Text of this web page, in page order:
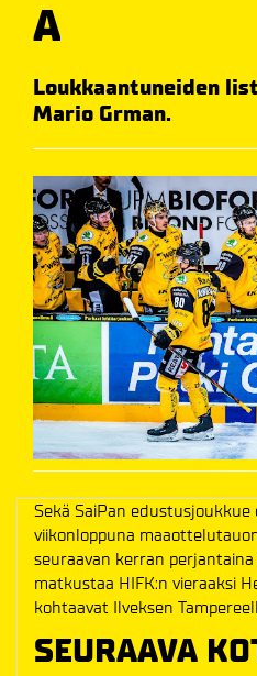
A
Loukkaantuneiden
Mario Grman.
Sekä SaiPan
viikonloppuna
seuraavan kerran perjantaina
matkustaa HIFK:n vieraaksi
kohtaavat Ilveksen
SEURAAVA